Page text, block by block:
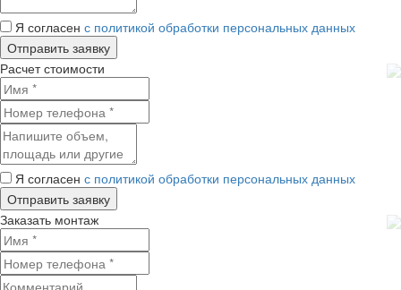
Я согласен с политикой обработки персональных данных
Расчет стоимости
Я согласен с политикой обработки персональных данных
Заказать монтаж